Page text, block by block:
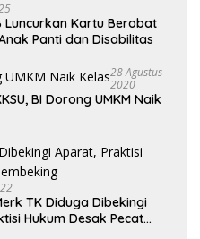
Luncurkan Kartu Berobat
Panti dan Disabilitas
28 Agustus
2020
BI Dorong UMKM Naik
TK Diduga Dibekingi
Hukum Desak Pecat